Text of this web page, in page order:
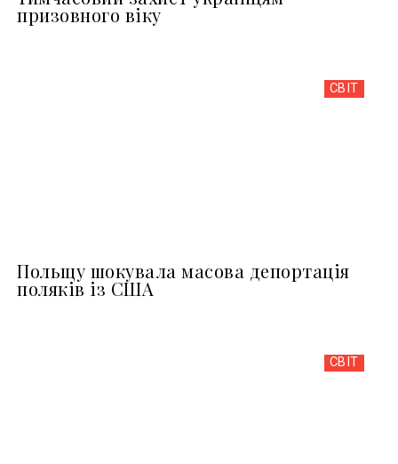
призовного віку
СВІТ
Польщу шокувала масова депортація
поляків із США
СВІТ